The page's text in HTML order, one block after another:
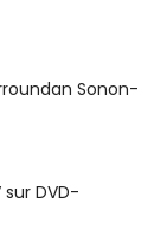
Sonon-
DVD-